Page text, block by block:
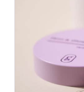
Afspraak maken